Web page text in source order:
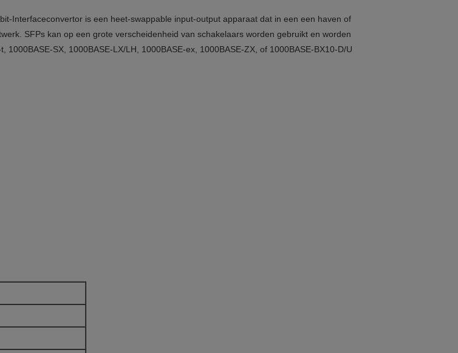
Interfaceconvertor is een heet-swappable input-output apparaat dat in een een haven of
SFPs kan op een grote verscheidenheid van schakelaars worden gebruikt en worden
SX, 1000BASE-LX/LH, 1000BASE-ex, 1000BASE-ZX, of 1000BASE-BX10-D/U